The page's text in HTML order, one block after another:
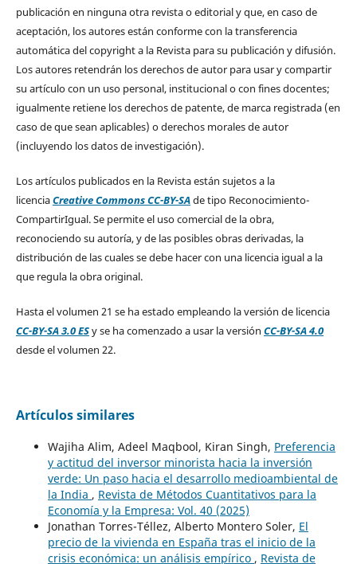
publicación en ninguna otra revista o editorial y que, en caso de
aceptación, los autores están conforme con la transferencia
automática del copyright a la Revista para su publicación y difusión.
Los autores retendrán los derechos de autor para usar y compartir
su artículo con un uso personal, institucional o con fines docentes;
igualmente retiene los derechos de patente, de marca registrada (en
caso de que sean aplicables) o derechos morales de autor
(incluyendo los datos de investigación).
Los artículos publicados en la Revista están sujetos a la
licenciaCreative Commons CC-BY-SAde tipo Reconocimiento-
CompartirIgual. Se permite el uso comercial de la obra,
reconociendo su autoría, y de las posibles obras derivadas, la
distribución de las cuales se debe hacer con una licencia igual a la
que regula la obra original.
Hasta el volumen 21 se ha estado empleando la versión de licencia
CC-BY-SA 3.0 ESy se ha comenzado a usar la versión CC-BY-SA 4.0
desde el volumen 22.
Artículos similares
Wajiha Alim, Adeel Maqbool, Kiran Singh, Preferencia
y actitud del inversor minorista hacia la inversión
verde: Un paso hacia el desarrollo medioambiental de
la India , Revista de Métodos Cuantitativos para la
Economía y la Empresa: Vol. 40 (2025)
Jonathan Torres-Téllez, Alberto Montero Soler, El
precio de la vivienda en España tras el inicio de la
crisis económica: un análisis empírico , Revista de